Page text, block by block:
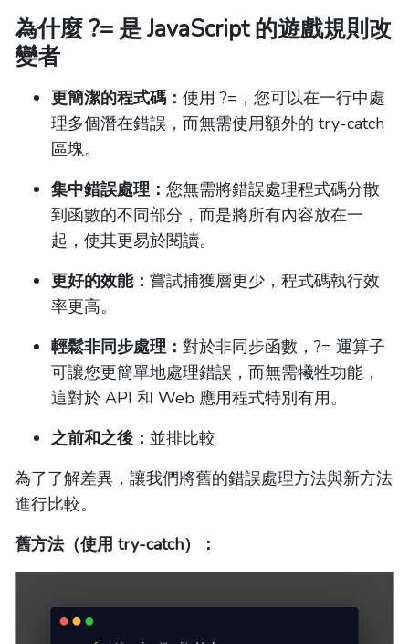
為什麼 ?= 是 JavaScript 的遊戲規則改
變者
更簡潔的程式碼： 使用 ?=，您可以在一行中處
理多個潛在錯誤，而無需使用額外的 try-catch
區塊。
集中錯誤處理： 您無需將錯誤處理程式碼分散
到函數的不同部分，而是將所有內容放在一
起，使其更易於閱讀。
更好的效能： 嘗試捕獲層更少，程式碼執行效
率更高。
輕鬆非同步處理： 對於非同步函數，?= 運算子
可讓您更簡單地處理錯誤，而無需犧牲功能，
這對於 API 和 Web 應用程式特別有用。
之前和之後： 並排比較
為了了解差異，讓我們將舊的錯誤處理方法與新方法
進行比較。
舊方法（使用 try-catch）：